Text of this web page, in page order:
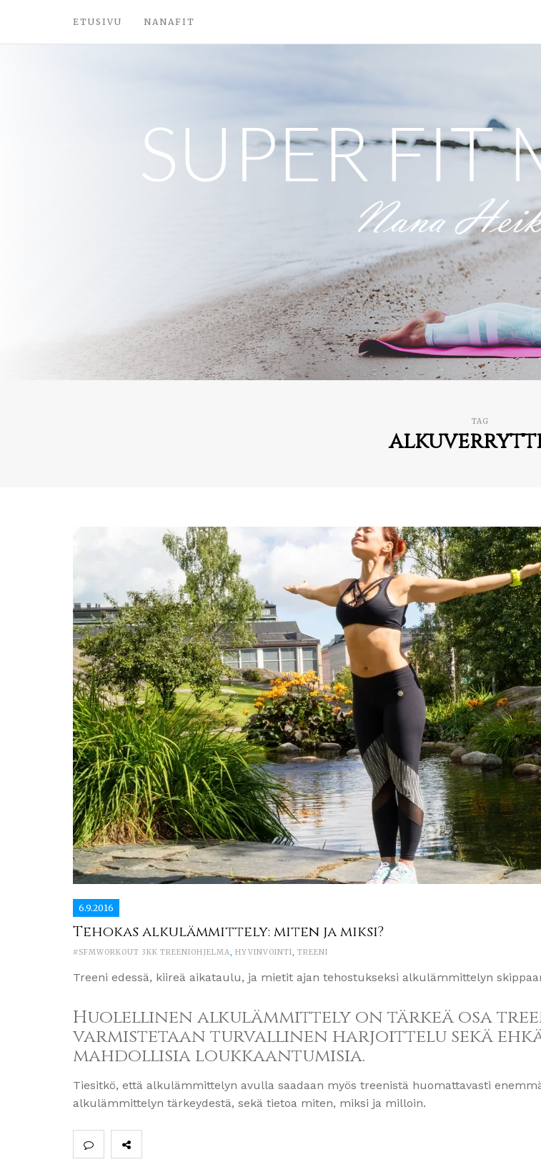
ETUSIVU NANAFIT
TAG
6.9.2016
Tehokas alkulämmittely: miten ja miksi?
#SFMWORKOUT 3KK TREENIOHJELMA, HYVINVOINTI, TREENI
Treeni edessä, kiireä aikataulu, ja mietit ajan tehostukseksi alkulämmittelyn
Huolellinen alkulämmittely on tärkeä osa
varmistetaan turvallinen harjoittelu sekä
mahdollisia loukkaantumisia.
Tiesitkö, että alkulämmittelyn avulla saadaan myös treenistä huomattavasti
alkulämmittelyn tärkeydestä, sekä tietoa miten, miksi ja milloin.